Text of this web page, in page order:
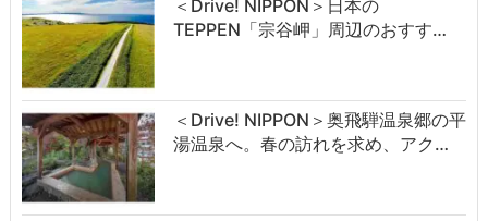
＜Drive! NIPPON＞日本の
TEPPEN「宗谷岬」周辺のおすす…
＜Drive! NIPPON＞奥飛騨温泉郷の平
湯温泉へ。春の訪れを求め、アク…